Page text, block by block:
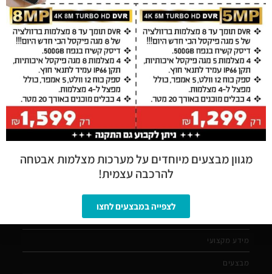
ניווט מהיר
התקנת מצלמות אבטחה
אודות
הקמת תשתיות תקשורת
אינטרקום וקודנים
אינטרקום לבית
אזורי שירות להתקנה
מידע מקצועי
מבצעים
מגוון מבצעים מיוחדים על מערכות מצלמות אבטחה
להרכבה עצמית!
לצפייה במבצעים לחצו